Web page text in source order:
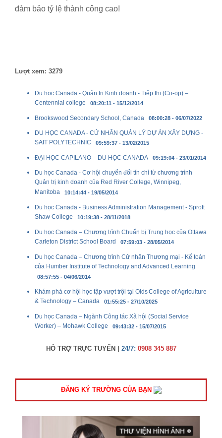
đảm bảo tỷ lệ thành công cao!
Lượt xem: 3279
Du học Canada - Quản trị Kinh doanh - Tiếp thị (Co-op) –
Centennial college 08:20:11 - 15/12/2014
Brookswood Secondary School, Canada 08:00:28 - 06/07/2022
DU HỌC CANADA - CỬ NHÂN QUẢN LÝ DỰ ÁN XÂY DỰNG -
SAIT POLYTECHNIC 09:59:37 - 13/02/2015
ĐẠI HỌC CAPILANO – DU HỌC CANADA 09:19:04 - 23/01/2014
Du học Canada - Cơ hội chuyển đổi tín chỉ từ chương trình
Quản trị kinh doanh của Red River College, Winnipeg,
Manitoba
10:14:44 - 19/05/2014
Du học Canada - Business Administration Management - Sprott
Shaw College 10:19:38 - 28/11/2018
Du học Canada – Chương trình Chuẩn bị Trung học của Ottawa
Carleton District School Board 07:59:03 - 28/05/2014
Du học Canada – Chương trình Cử nhân Thương mại - Kế toán
của Humber Institute of Technology and Advanced Learning
08:57:55 - 04/06/2014
Khám phá cơ hội học tập vượt trội tại Olds College of Agriculture
& Technology – Canada 01:55:25 - 27/10/2025
Du học Canada – Ngành Công tác Xã hội (Social Service
Worker) – Mohawk College 09:43:32 - 15/07/2015
HỖ TRỢ TRỰC TUYẾN | 24/7: 0908 345 887
ĐĂNG KÝ TRƯỜNG CỦA BẠN